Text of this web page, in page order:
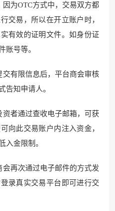
为OTC方式中，交易双方都
交易，所以在开立账户时，
有效的证明文件。如身份证
账号等。
有限信息后，平台商会审核
告知申请人。
者通过查收电子邮箱，可获
向此交易账户内注入资金，
入金限制。
再次通过电子邮件的方式发
录真实交易平台即可进行交